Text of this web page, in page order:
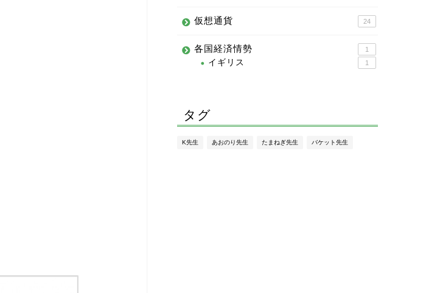
仮想通貨 24
各国経済情勢 1
イギリス 1
タグ
K先生 あおのり先生 たまねぎ先生 バケット先生